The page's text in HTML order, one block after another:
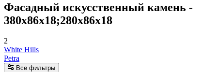
Фасадный искусственный камень -
380х86х18;280х86х18
2
White Hills
Petra
Все фильтры